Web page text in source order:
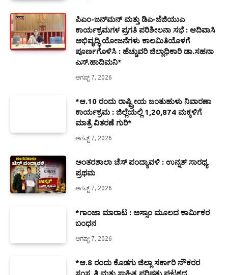
ಪಿಎಂ-ಜನ್‍ಮನ್ ಮತ್ತು ಡಿಎ-ಜೆಜಿಯುಎ
ಕಾರ್ಯಕ್ರಮಗಳ ಪ್ರಗತಿ ಪರಿಶೀಲನಾ ಸಭೆ : ಆದಿವಾಸಿ
ಅಭಿವೃದ್ಧಿ ಯೋಜನೆಗಳು ಕಾಲಮಿತಿಯೊಳಗೆ
ಪೂರ್ಣಗೊಳಿಸಿ : ಹೆಚ್ಚುವರಿ ಜಿಲ್ಲಾಧಿಕಾರಿ ಡಾ.ಸಹನಾ
ಎಸ್.ಹಾದಿಮನಿ*
ಆಗಷ್ಟ್ 7, 2026
*ಆ.10 ರಂದು ರಾಷ್ಟ್ರೀಯ ಜಂತುಹುಳು ನಿವಾರಣಾ
ಕಾರ್ಯಕ್ರಮ : ಜಿಲ್ಲೆಯಲ್ಲಿ 1,20,874 ಮಕ್ಕಳಿಗೆ
ಮಾತ್ರೆ ವಿತರಣೆ ಗುರಿ*
ಆಗಷ್ಟ್ 7, 2026
ಅಂತರಶಾಲಾ ಚೆಸ್ ಪಂದ್ಯಾವಳಿ : ಉನ್ನತ್ ಸಾರಥ್ಯ
ಪ್ರಥಮ
ಆಗಷ್ಟ್ 7, 2026
*ಗಾಂಜಾ ಮಾರಾಟ : ಅಸ್ಸಾಂ ಮೂಲದ ಕಾರ್ಮಿಕರ
ಬಂಧನ
ಆಗಷ್ಟ್ 7, 2026
*ಆ.8 ರಂದು ಕೊಡಗು ಜಿಲ್ಲಾ ಸರ್ಕಾರಿ ನೌಕರರ
ಸಂಸ್ಕೃತಿ ಮತ್ತು ಸಾಹಿತ್ಯ ಪರಿಷತ್ತು ಘಟಕದ